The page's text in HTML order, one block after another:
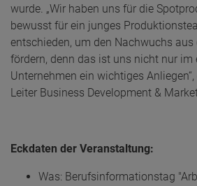
wurde. „Wir haben uns für die
bewusst für ein junges
entschieden, um den Nachwuchs aus
fördern, denn das ist uns nicht nur im
Unternehmen ein wichtiges
Leiter Business Development &
Eckdaten der Veranstaltung:
Was: Berufsinformationstag